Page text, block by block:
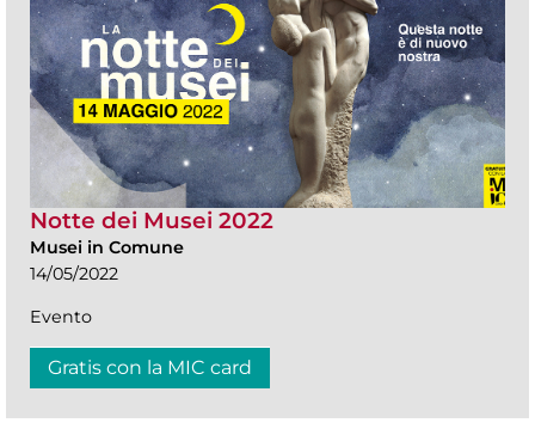
Notte dei Musei 2022
Musei in Comune
14/05/2022
Evento
Gratis con la MIC card